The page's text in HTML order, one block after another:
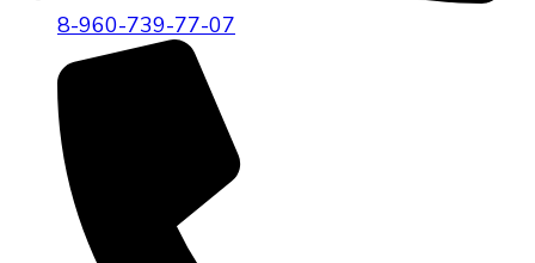
8-960-739-77-07